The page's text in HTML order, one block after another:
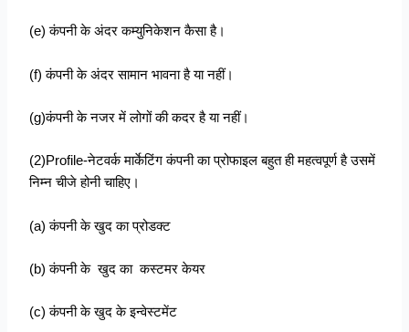
(e) कंपनी के अंदर कम्युनिकेशन कैसा है।
(f) कंपनी के अंदर सामान भावना है या नहीं।
(g)कंपनी के नजर में लोगों की कदर है या नहीं।
(2)Profile-नेटवर्क मार्केटिंग कंपनी का प्रोफाइल बहुत ही महत्वपूर्ण है उसमें
निम्न चीजे होनी चाहिए।
(a) कंपनी के खुद का प्रोडक्ट
(b) कंपनी के खुद का कस्टमर केयर
(c) कंपनी के खुद के इन्वेस्टमेंट